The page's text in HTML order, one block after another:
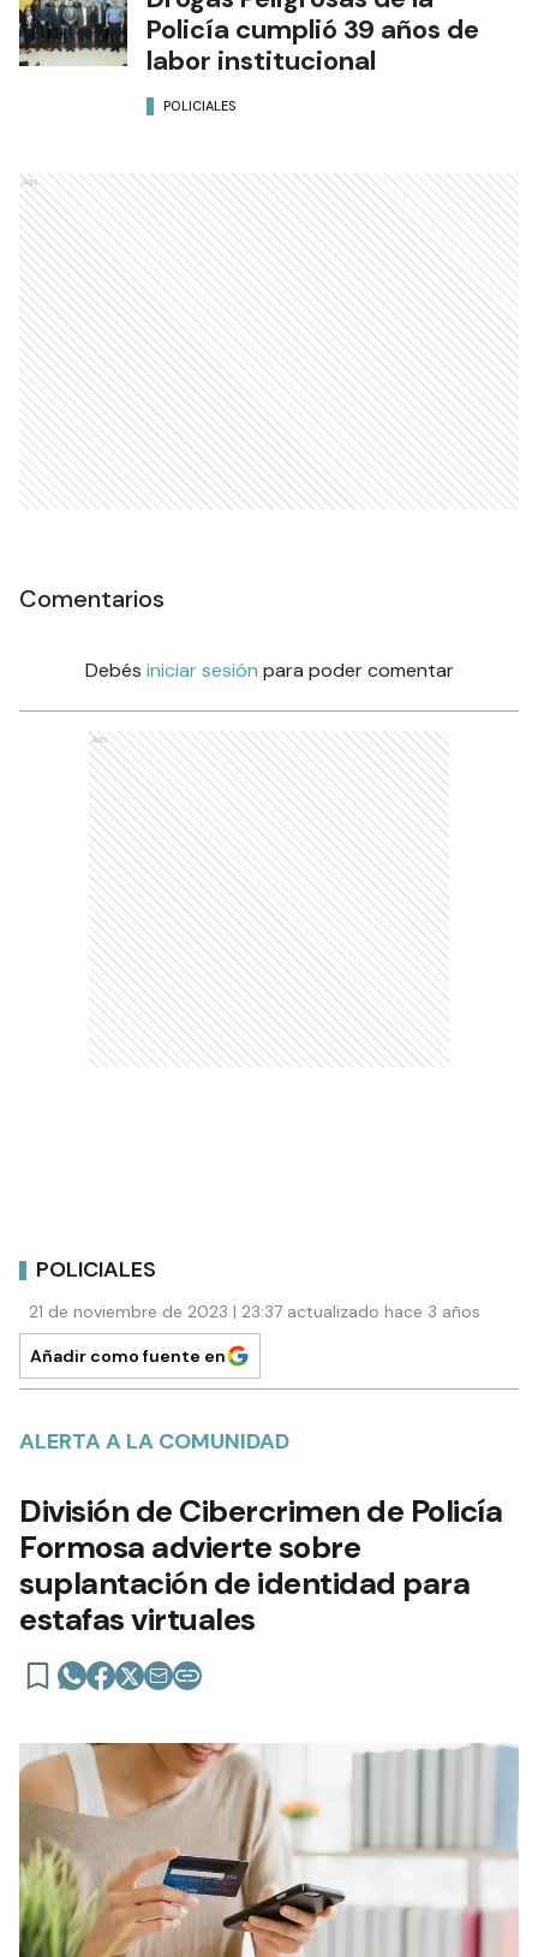
Policía cumplió 39 años de
labor institucional
POLICIALES
Ads
Comentarios
Debés iniciar sesión para poder comentar
Ads
POLICIALES
21 de noviembre de 2023 | 23:37 actualizado hace 3 años
Añadir como fuente en
ALERTA A LA COMUNIDAD
División de Cibercrimen de Policía
Formosa advierte sobre
suplantación de identidad para
estafas virtuales